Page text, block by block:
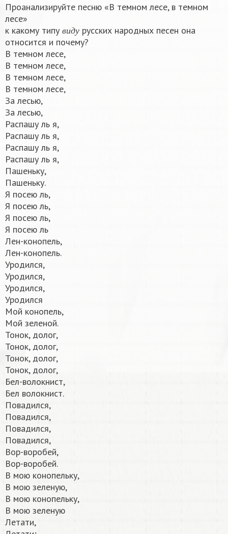
Проанализируйте песню «В темном лесе, в темном
лесе»
к какому типу
в и д у
русских народных песен она
относится и почему?​
В темном лесе,
В темном лесе,
В темном лесе,
В темном лесе,
За лесью,
За лесью,
Распашу ль я,
Распашу ль я,
Распашу ль я,
Распашу ль я,
Пашеньку,
Пашеньку.
Я посею ль,
Я посею ль,
Я посею ль,
Я посею ль
Лен-конопель,
Лен-конопель.
Уродился,
Уродился,
Уродился,
Уродился
Мой конопель,
Мой зеленой.
Тонок, долог,
Тонок, долог,
Тонок, долог,
Тонок, долог,
Бел-волокнист,
Бел волокнист.
Повадился,
Повадился,
Повадился,
Повадился,
Вор-воробей,
Вор-воробей.
В мою конопельку,
В мою зеленую,
В мою конопельку,
В мою зеленую
Летати,